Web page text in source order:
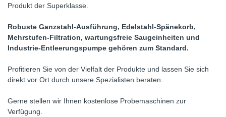
Produkt der Superklasse.
Robuste Ganzstahl-Ausführung, Edelstahl-Spänekorb,
Mehrstufen-Filtration, wartungsfreie Saugeinheiten und
Industrie-Entleerungspumpe gehören zum Standard.
Profitieren Sie von der Vielfalt der Produkte und lassen Sie sich
direkt vor Ort durch unsere Spezialisten beraten.
Gerne stellen wir Ihnen kostenlose Probemaschinen zur
Verfügung.